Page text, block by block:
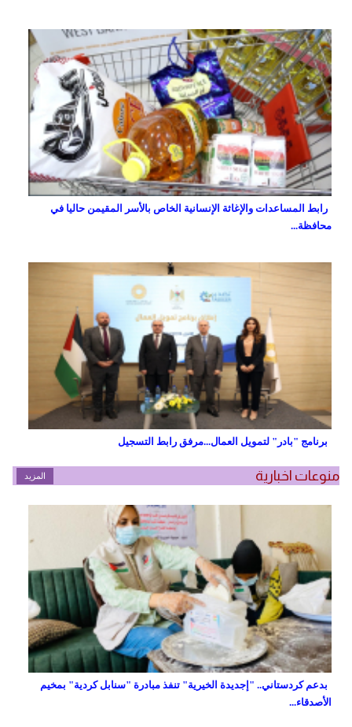
رابط المساعدات والإغاثة الإنسانية الخاص بالأسر المقيمن حاليا في
محافظة...
برنامج "بادر" لتمويل العمال...مرفق رابط التسجيل
منوعات اخبارية المزيد
بدعم كردستاني.. "إجديدة الخيرية" تنفذ مبادرة "سنابل كردية" بمخيم
الأصدقاء...